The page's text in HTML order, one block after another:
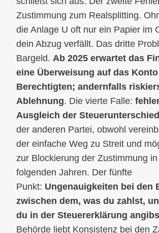
Zustimmung zum Realsplitting.
die Anlage U oft nur ein Papier im
dein Abzug verfällt. Das dritte
Bargeld. Ab 2025 erwartet das
eine Überweisung auf das
Berechtigten; andernfalls
Ablehnung. Die vierte Falle:
Ausgleich der
der anderen Partei, obwohl
der einfache Weg zu Streit und
zur Blockierung der Zustimmung
folgenden Jahren. Der fünfte
Punkt: Ungenauigkeiten bei den
zwischen dem, was du zahlst,
du in der Steuererklärung
Behörde liebt Konsistenz bei den